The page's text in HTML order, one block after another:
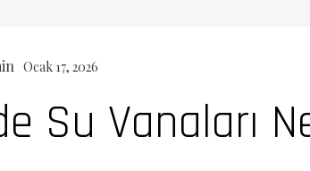
Ocak 17, 2026
Su Vanaları